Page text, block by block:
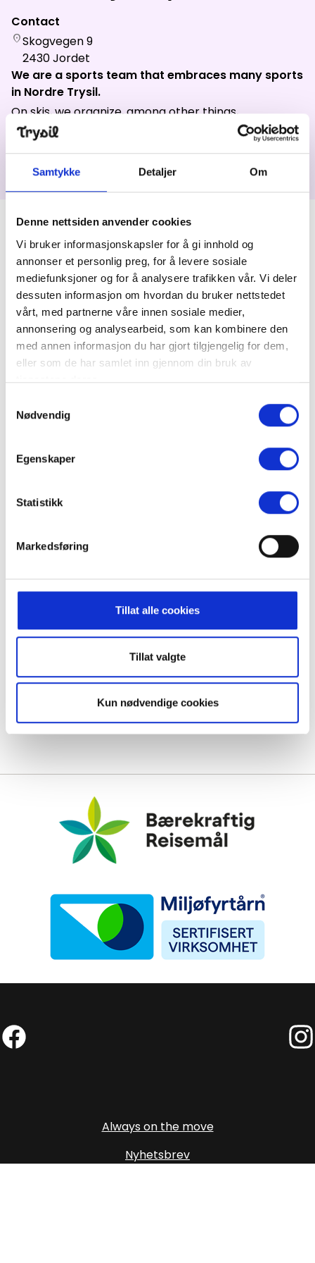
Samtykke Detaljer Om
Denne nettsiden anvender cookies
Vi bruker informasjonskapsler for å gi innhold og
annonser et personlig preg, for å levere sosiale
mediefunksjoner og for å analysere trafikken vår. Vi deler
dessuten informasjon om hvordan du bruker nettstedet
vårt, med partnerne våre innen sosiale medier,
annonsering og analysearbeid, som kan kombinere den
med annen informasjon du har gjort tilgjengelig for dem,
eller som de har samlet inn gjennom din bruk av
tjenestene deres.
Nødvendig
Egenskaper
Statistikk
Markedsføring
Tillat alle cookies
Tillat valgte
Kun nødvendige cookies
News
Summit: 2.0m/s
13°C
Valley:1.0m/s
Open lifts 0/ 70
Weather and slope data is provided byfnugg,Yr, Meteorological
Contact
location_onSkogvegen 9
2430Jordet
We are a sports team that embraces many sports
in Nordre Trysil.
On skis, we organize, among other things,
Røsjørennet, Pilgrimsferden and Nordrerennet. We
are the sports team in Trysil that invests most in
teams in the junior department.
Products
Nordre Trysil Idrettslag
Bærekraftig Reisemål
Miljøfyrtårn
Always on the move
Nyhetsbrev